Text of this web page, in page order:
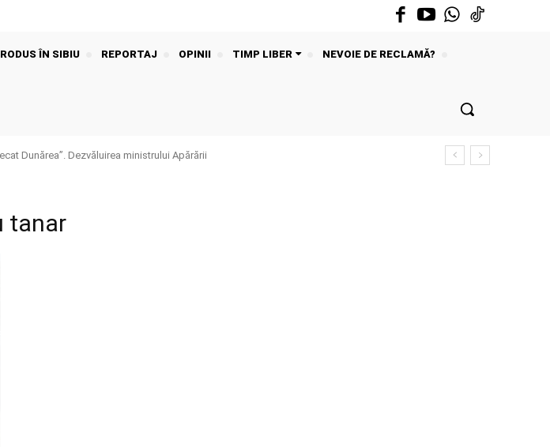
ÎN SIBIU REPORTAJ OPINII TIMP LIBER
NEVOIE DE RECLAMĂ?
Dunărea”. Dezvăluirea ministrului Apărării
tanar